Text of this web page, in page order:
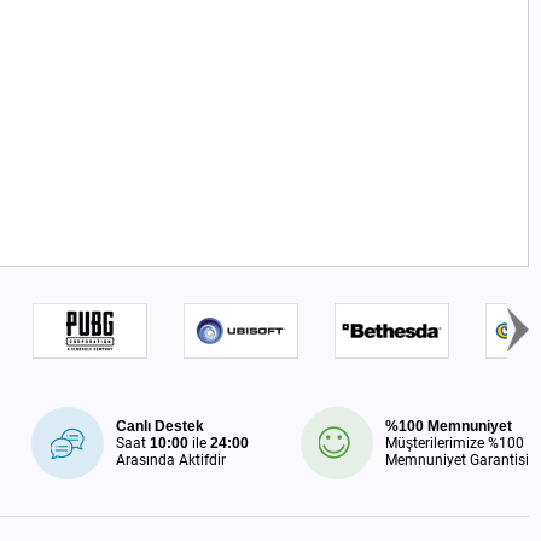
Canlı Destek
Saat10:00 ile24:00
Arasında Aktifdir
%100 Memnuniyet
Müşterilerimize %100
Memnuniyet Garantisi